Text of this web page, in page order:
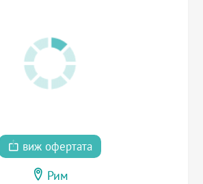
виж офертата
Рим